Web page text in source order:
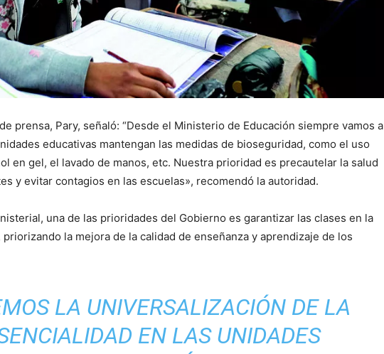
prensa, Pary, señaló: “Desde el Ministerio de Educación siempre vamos a
educativas mantengan las medidas de bioseguridad, como el uso
en gel, el lavado de manos, etc. Nuestra prioridad es precautelar la salud
y evitar contagios en las escuelas», recomendó la autoridad.
una de las prioridades del Gobierno es garantizar las clases en la
la mejora de la calidad de enseñanza y aprendizaje de los
LA UNIVERSALIZACIÓN DE LA
EN LAS UNIDADES